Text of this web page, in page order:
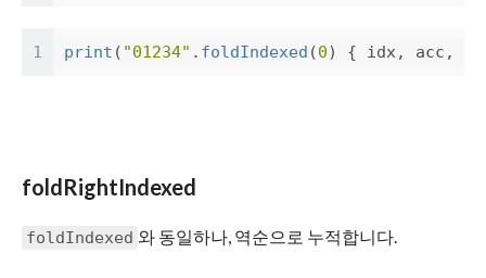
1 print ( "01234" . foldIndexed (0) { idx, acc ,
foldRightIndexed
foldIndexed 와 동일하나, 역순으로 누적합니다.